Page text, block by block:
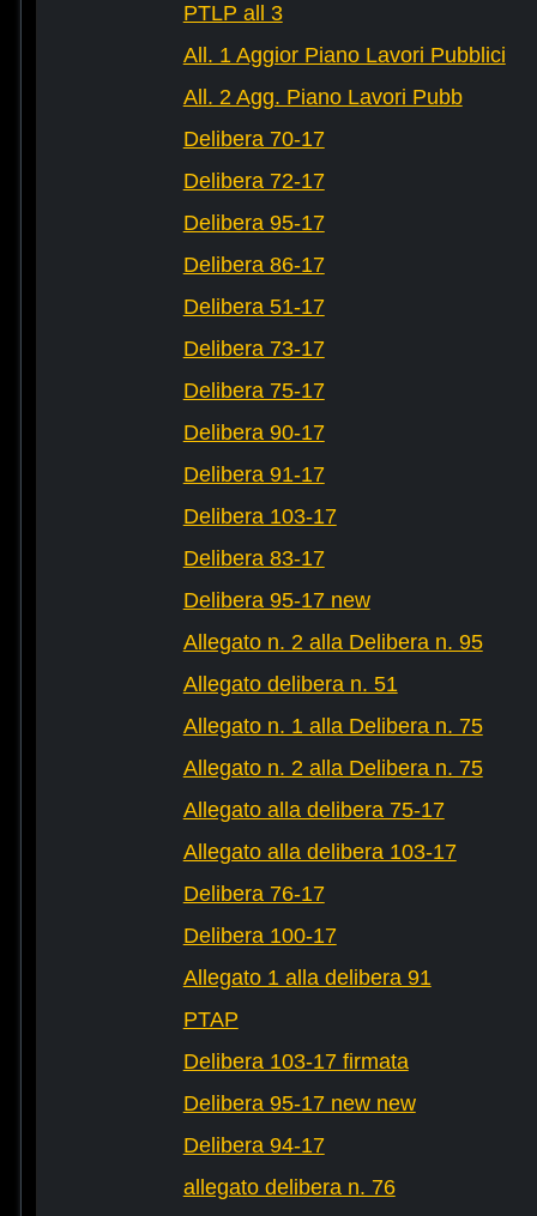
PTLP all 3
All. 1 Aggior Piano Lavori Pubblici
All. 2 Agg. Piano Lavori Pubb
Delibera 70-17
Delibera 72-17
Delibera 95-17
Delibera 86-17
Delibera 51-17
Delibera 73-17
Delibera 75-17
Delibera 90-17
Delibera 91-17
Delibera 103-17
Delibera 83-17
Delibera 95-17 new
Allegato n. 2 alla Delibera n. 95
Allegato delibera n. 51
Allegato n. 1 alla Delibera n. 75
Allegato n. 2 alla Delibera n. 75
Allegato alla delibera 75-17
Allegato alla delibera 103-17
Delibera 76-17
Delibera 100-17
Allegato 1 alla delibera 91
PTAP
Delibera 103-17 firmata
Delibera 95-17 new new
Delibera 94-17
allegato delibera n. 76